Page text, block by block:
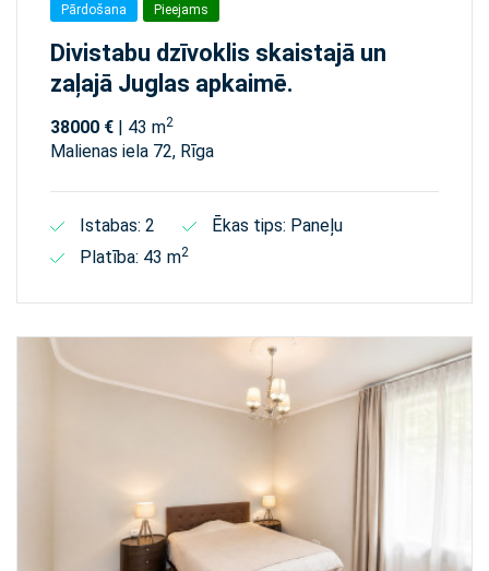
Pārdošana Pieejams
Divistabu dzīvoklis skaistajā un
zaļajā Juglas apkaimē.
38000 € | 43 m2
Malienas iela 72, Rīga
Istabas: 2
Ēkas tips: Paneļu
Platība: 43 m2